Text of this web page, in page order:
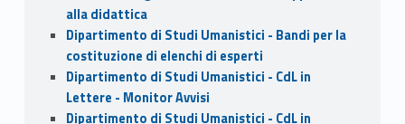
alla didattica
Dipartimento di Studi Umanistici - Bandi per la
costituzione di elenchi di esperti
Dipartimento di Studi Umanistici - CdL in
Lettere - Monitor Avvisi
Dipartimento di Studi Umanistici - CdL in